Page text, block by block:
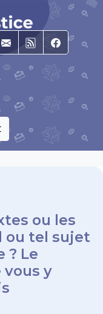
E-mailRSS
ou les
ou tel sujet
? Le
y